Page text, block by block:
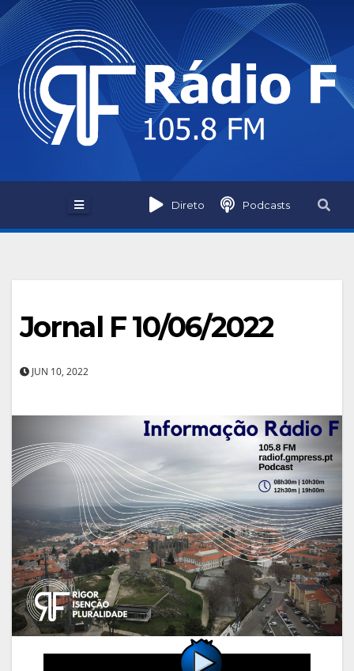
Skip
to
content
Direto Podcasts
Jornal F 10/06/2022
JUN 10, 2022